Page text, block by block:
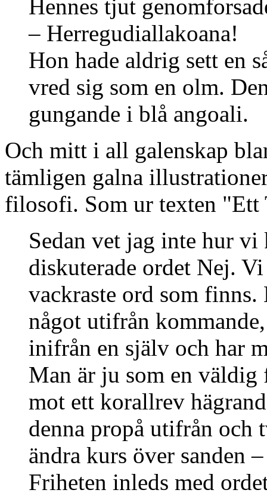
Hennes tjut
– Herregudiallakoana!
Hon hade aldrig sett en
vred sig som en olm.
gungande i blå angoali.
Och mitt i all galenskap
tämligen galna
filosofi. Som ur texten "Ett
Sedan vet jag inte hur
diskuterade ordet Nej.
vackraste ord som
något utifrån
inifrån en själv och har
Man är ju som en väldig
mot ett korallrev
denna propå utifrån och
ändra kurs över sanden
Friheten inleds med